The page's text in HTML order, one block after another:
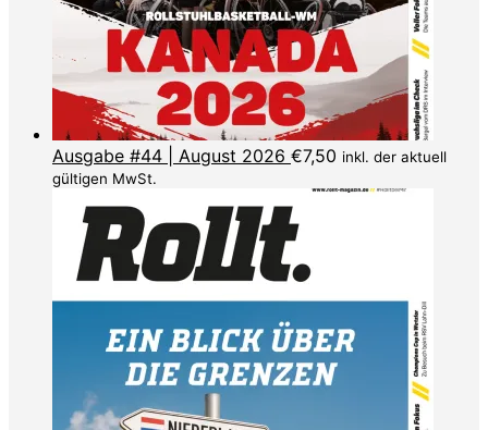
Ausgabe #44 | August 2026 €7,50 inkl. der aktuell
gültigen MwSt.